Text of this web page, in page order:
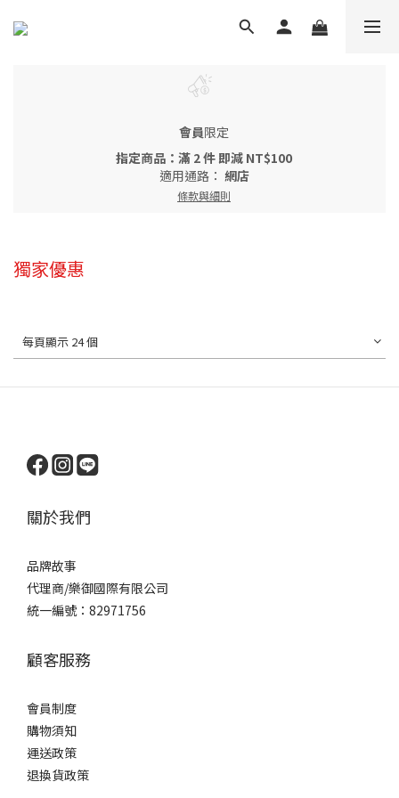
會員限定
指定商品：滿 2 件 即減 NT$100
適用通路： 網店
條款與細則
獨家優惠
每頁顯示 24 個
關於我們
品牌故事
代理商/樂御國際有限公司
統一編號：82971756
顧客服務
會員制度
購物須知
運送政策
退換貨政策